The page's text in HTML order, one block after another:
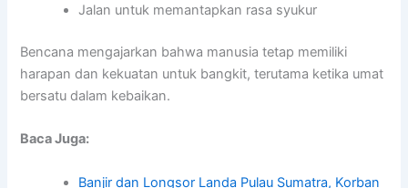
Jalan untuk memantapkan rasa syukur
Bencana mengajarkan bahwa manusia tetap memiliki
harapan dan kekuatan untuk bangkit, terutama ketika umat
bersatu dalam kebaikan.
Baca Juga:
Banjir dan Longsor Landa Pulau Sumatra, Korban